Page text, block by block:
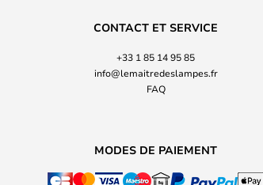
CONTACT ET SERVICE
+33 1 85 14 95 85
info@lemaitredeslampes.fr
FAQ
MODES DE PAIEMENT